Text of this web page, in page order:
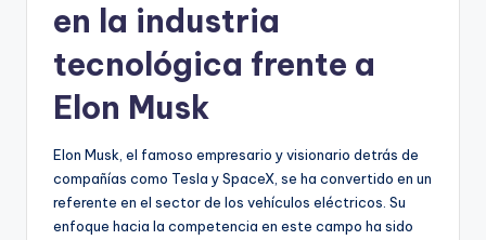
en la industria
tecnológica frente a
Elon Musk
Elon Musk, el famoso empresario y visionario detrás de
compañías como Tesla y SpaceX, se ha convertido en un
referente en el sector de los vehículos eléctricos. Su
enfoque hacia la competencia en este campo ha sido